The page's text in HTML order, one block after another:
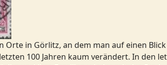
Orte in Görlitz, an dem man auf einen
100 Jahren kaum verändert. In den